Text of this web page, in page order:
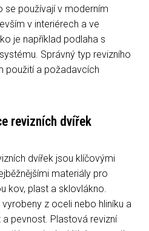
se používají v moderním
v interiérech a ve
je například podlaha s
Správný typ revizního
použití a požadavcích
revizních dvířek
dvířek jsou klíčovými
materiály pro
kov, plast a sklovlákno.
z oceli nebo hliníku a
pevnost. Plastová revizní